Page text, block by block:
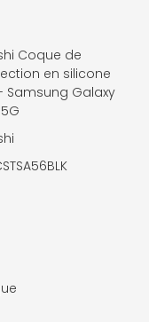
Coque de
en silicone
Samsung Galaxy